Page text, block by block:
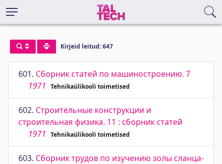
Kirjeid leitud: 647
601. Сборник статей по машиностроению. 7
1971
Tehnikaülikooli toimetised
602. Строительные конструкции и
строительная физика. 11 : сборник статей
1971
Tehnikaülikooli toimetised
603. Сборник трудов по изучению золы сланца-